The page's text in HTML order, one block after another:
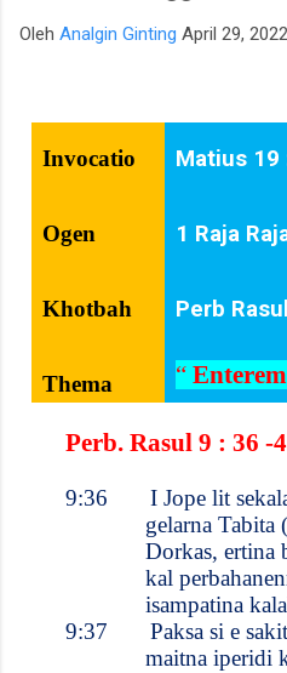
para talenta muda berpotensi
Oleh Analgin Ginting April 29, 2022
Invocatio Matius 19
Ogen 1 Raja
Khotbah Perb
Thema “
Perb. Rasul 9 : 36 -
9:36
I Jope lit
gelarna Tabita
Dorkas, ertina
kal
isampatina
9:37
Paksa si e
maitna iperidi